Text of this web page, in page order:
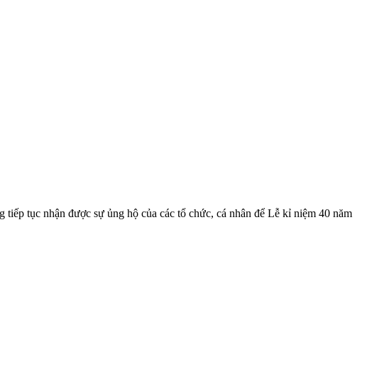
tục nhận được sự ủng hộ của các tổ chức, cá nhân để Lễ kỉ niệm 40 năm